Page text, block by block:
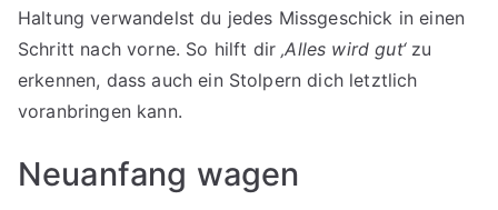
Haltung verwandelst du jedes Missgeschick in einen
Schritt nach vorne. So hilft dir‚Alles wird gut‘zu
erkennen, dass auch ein Stolpern dich letztlich
voranbringen kann.
Neuanfang wagen